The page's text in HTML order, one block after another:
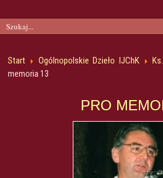
Start Ogólnopolskie Dzieło IJChK
memoria 13
PRO